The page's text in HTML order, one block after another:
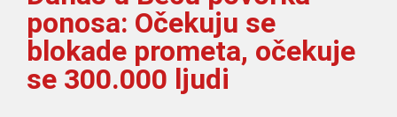
ponosa: Očekuju se
blokade prometa, očekuje
se 300.000 ljudi